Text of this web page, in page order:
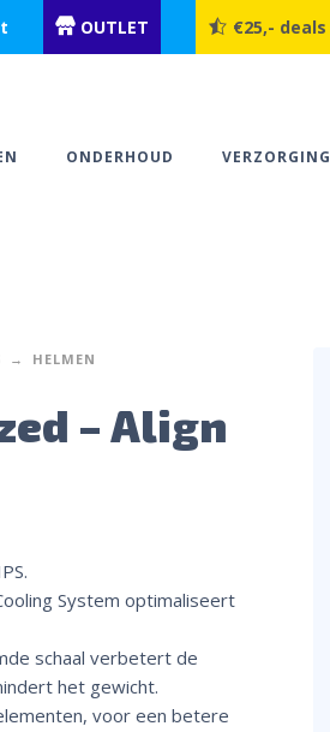
OUTLET €25,- deals
ONDERHOUD VERZORGING
HELMEN
– Align
System optimaliseert
schaal verbetert de
het gewicht.
voor een betere